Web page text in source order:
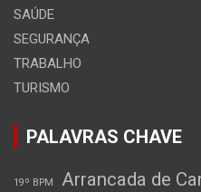
SAÚDE
SEGURANÇA
TRABALHO
TURISMO
PALAVRAS CHAVE
19º BPM Arrancada de